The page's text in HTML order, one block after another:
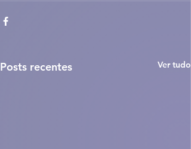
Posts recentes Ver tudo